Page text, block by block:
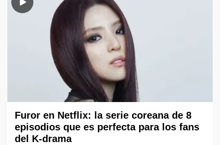
Furor en Netflix: la serie coreana de 8
episodios que es perfecta para los fans
del K-drama